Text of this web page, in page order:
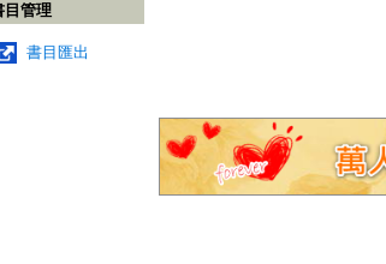
目管理
書目匯出